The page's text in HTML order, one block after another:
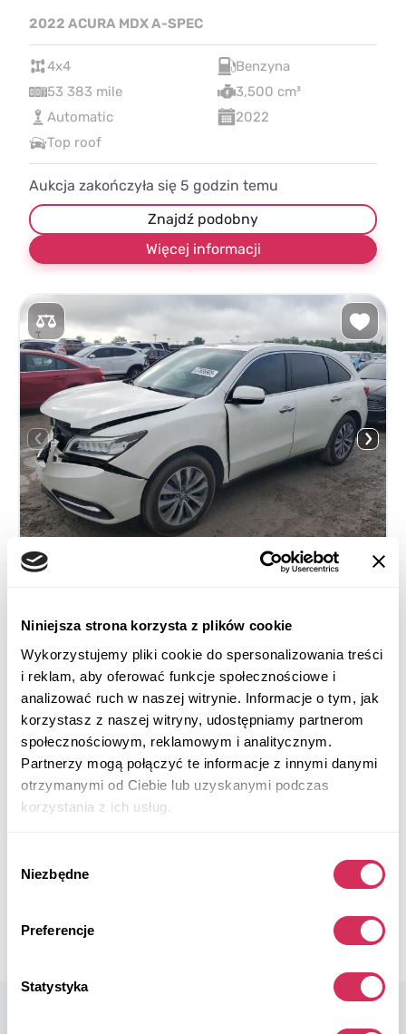
Niniejsza strona korzysta z plików cookie
Wykorzystujemy pliki cookie do spersonalizowania treści
i reklam, aby oferować funkcje społecznościowe i
analizować ruch w naszej witrynie. Informacje o tym, jak
korzystasz z naszej witryny, udostępniamy partnerom
społecznościowym, reklamowym i analitycznym.
Partnerzy mogą połączyć te informacje z innymi danymi
otrzymanymi od Ciebie lub uzyskanymi podczas
korzystania z ich usług.
zgody
Niezbędne
Preferencje
Statystyka
2022 ACURA MDX A-SPEC
4x4
Benzyna
53 383 mile
3,500 cm³
Automatic
2022
Top roof
Aukcja zakończyła się 5 godzin temu
Znajdź podobny
Więcej informacji
Na przednie koła
Benzyna
169 200 mil
3,500 cm³
Automatic
2016
Front end
Aukcja za3tygodni
Aktualna stawka: